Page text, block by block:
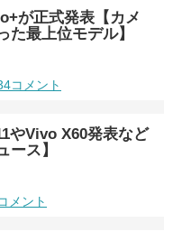
が正式発表【カメ
た最上位モデル】
コメント
やVivo X60発表など
ース】
メント